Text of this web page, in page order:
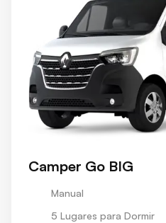
Camper Go BIG
Manual
5 Lugares para Dormir